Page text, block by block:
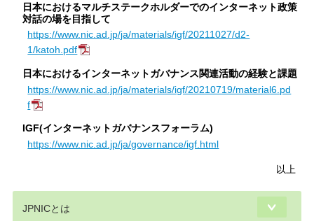
日本におけるマルチステークホルダーでのインターネット政策
対話の場を目指して
https://www.nic.ad.jp/ja/materials/igf/20211027/d2-
1/katoh.pdf
日本におけるインターネットガバナンス関連活動の経験と課題
https://www.nic.ad.jp/ja/materials/igf/20210719/material6.pd
f
IGF(インターネットガバナンスフォーラム)
https://www.nic.ad.jp/ja/governance/igf.html
以上
JPNICとは